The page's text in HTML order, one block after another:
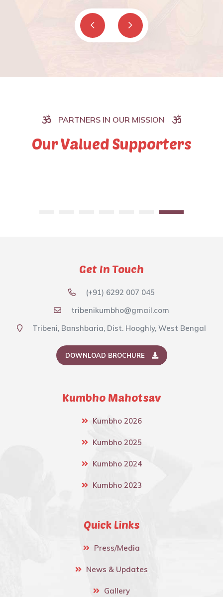
PARTNERS IN OUR MISSION
Our Valued Supporters
Get In Touch
(+91) 6292 007 045
tribenikumbho@gmail.com
Tribeni, Banshbaria, Dist. Hooghly, West Bengal
DOWNLOAD BROCHURE
Kumbho Mahotsav
Kumbho 2026
Kumbho 2025
Kumbho 2024
Kumbho 2023
Quick Links
Press/Media
News & Updates
Gallery